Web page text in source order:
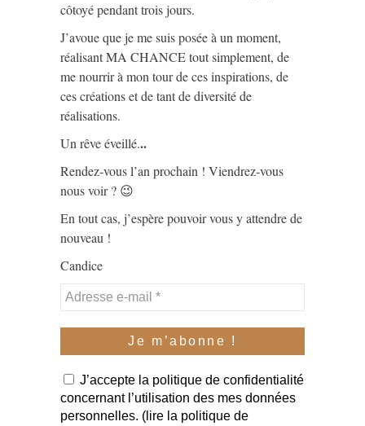
côtoyé pendant trois jours.
J’avoue que je me suis posée à un moment,
réalisant MA CHANCE tout simplement, de
me nourrir à mon tour de ces inspirations, de
ces créations et de tant de diversité de
réalisations.
Un rêve éveillé...
Rendez-vous l’an prochain ! Viendrez-vous
nous voir ? 😉
En tout cas, j’espère pouvoir vous y attendre de
nouveau !
Candice
J’accepte la politique de confidentialité
concernant l’utilisation des mes données
personnelles. (lire la politique de